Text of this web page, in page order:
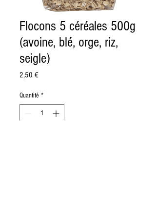
Flocons 5 céréales 500g
(avoine, blé, orge, riz,
seigle)
2,50 €Prix
Quantité *